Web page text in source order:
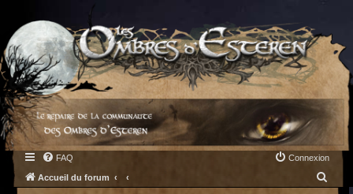
FAQ Connexion
Accueil du forum